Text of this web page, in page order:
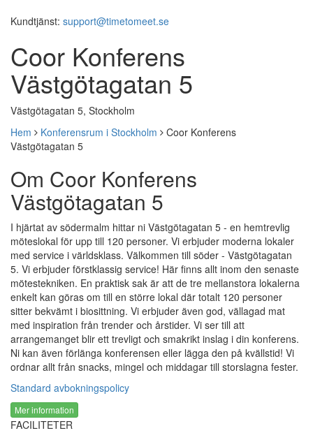
Kundtjänst: support@timetomeet.se
Coor Konferens
Västgötagatan 5
Västgötagatan 5, Stockholm
Hem
Konferensrum i Stockholm
Coor Konferens
Västgötagatan 5
Om Coor Konferens
Västgötagatan 5
I hjärtat av södermalm hittar ni Västgötagatan 5 - en hemtrevlig
möteslokal för upp till 120 personer. Vi erbjuder moderna lokaler
med service i världsklass. Välkommen till söder - Västgötagatan
5. Vi erbjuder förstklassig service! Här finns allt inom den senaste
mötestekniken. En praktisk sak är att de tre mellanstora lokalerna
enkelt kan göras om till en större lokal där totalt 120 personer
sitter bekvämt i biosittning. Vi erbjuder även god, vällagad mat
med inspiration från trender och årstider. Vi ser till att
arrangemanget blir ett trevligt och smakrikt inslag i din konferens.
Ni kan även förlänga konferensen eller lägga den på kvällstid! Vi
ordnar allt från snacks, mingel och middagar till storslagna fester.
Standard avbokningspolicy
Mer information
FACILITETER